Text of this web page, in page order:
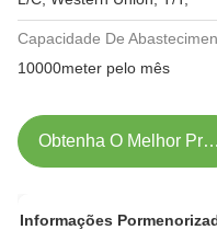
Capacidade De
10000meter pelo mês
Obtenha O Melhor
Informações